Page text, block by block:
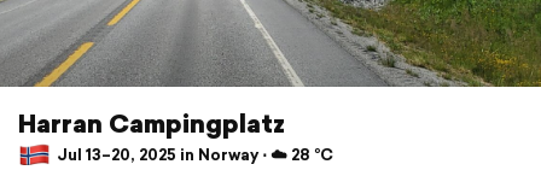
Harran Campingplatz
Jul 13–20, 2025 in Norway ⋅ ☁️ 28 °C